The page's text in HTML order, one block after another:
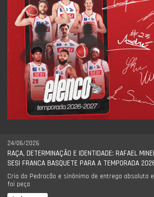
24/06/2026
RAÇA, DETERMINAÇÃO E IDENTIDADE: RAFAEL
SESI FRANCA BASQUETE PARA A TEMPORADA
Cria do Pedrocão e sinônimo de entrega absoluta
foi peça